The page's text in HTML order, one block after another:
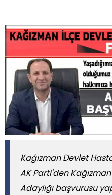
Kağızman Devlet
AK Parti'den
Adaylığı başvurusu